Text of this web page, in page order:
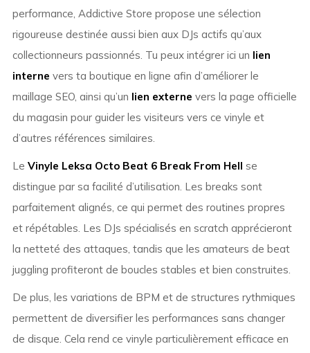
performance, Addictive Store propose une sélection
rigoureuse destinée aussi bien aux DJs actifs qu’aux
collectionneurs passionnés. Tu peux intégrer ici un lien
interne vers ta boutique en ligne afin d’améliorer le
maillage SEO, ainsi qu’un lien externe vers la page officielle
du magasin pour guider les visiteurs vers ce vinyle et
d’autres références similaires.
Le Vinyle Leksa Octo Beat 6 Break From Hell se
distingue par sa facilité d’utilisation. Les breaks sont
parfaitement alignés, ce qui permet des routines propres
et répétables. Les DJs spécialisés en scratch apprécieront
la netteté des attaques, tandis que les amateurs de beat
juggling profiteront de boucles stables et bien construites.
De plus, les variations de BPM et de structures rythmiques
permettent de diversifier les performances sans changer
de disque. Cela rend ce vinyle particulièrement efficace en